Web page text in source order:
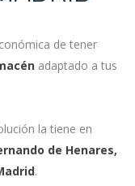
de tener
adaptado a tus
la tiene en
de Henares,
.